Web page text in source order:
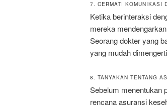
7. CERMATI KOMUNIKASI
Ketika berinteraksi
mereka
Seorang dokter yang
yang mudah
8. TANYAKAN TENTANG
Sebelum menentukan
rencana asuransi